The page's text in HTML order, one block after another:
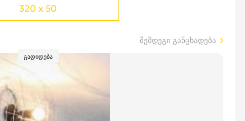
320 x 50
შემდეგი განცხადება
გადიდება